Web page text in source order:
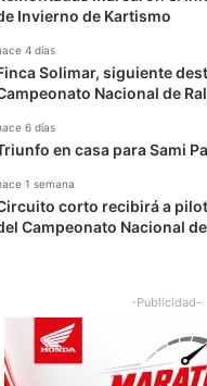
Invierno de Kartismo
4 días
Solimar, siguiente
Nacional de
6 días
en casa para Sami
1 semana
corto recibirá a
Campeonato Nacional
-Publicidad-